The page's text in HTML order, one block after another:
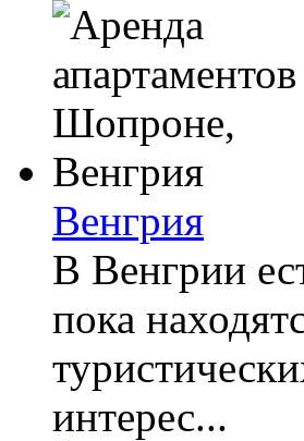
Венгрия
В Венгрии
пока
интерес...